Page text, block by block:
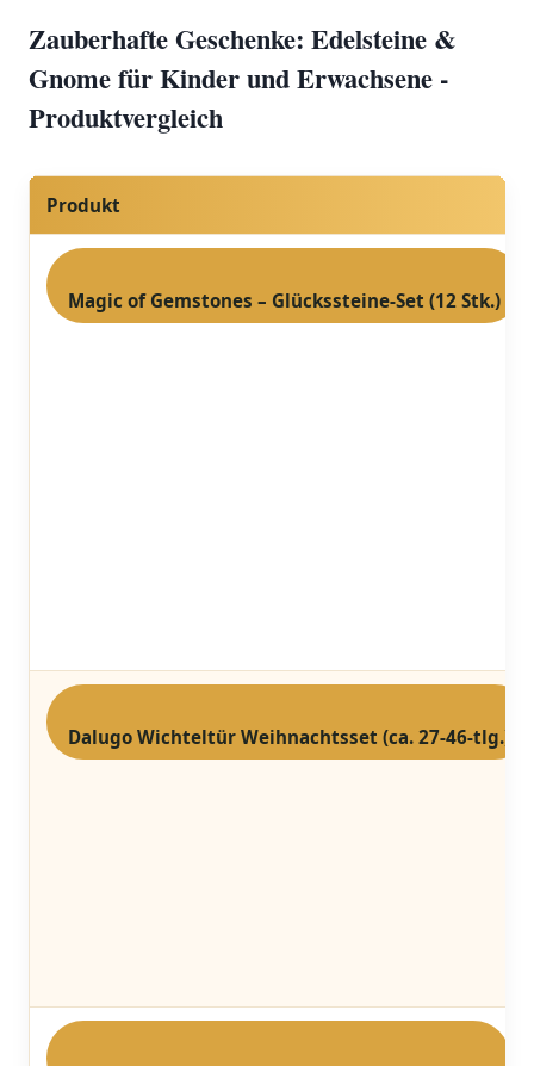
Zauberhafte⁣ Geschenke: Edelsteine &
Gnome ⁢für Kinder und ⁢Erwachsene -​
Produktvergleich
Produkt
Magic of ‌Gemstones – Glückssteine-Set (12 Stk.)
Dalugo Wichteltür Weihnachtsset (ca. 27-46-tlg.)